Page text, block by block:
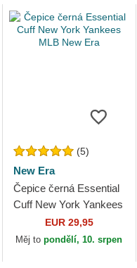
(5)
New Era
Čepice černá Essential
Cuff New York Yankees
MLB New Era
EUR 29,95
Měj topondělí, 10. srpen